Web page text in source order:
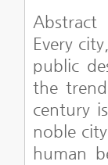
Abstract
Every
public
the
century
noble
human